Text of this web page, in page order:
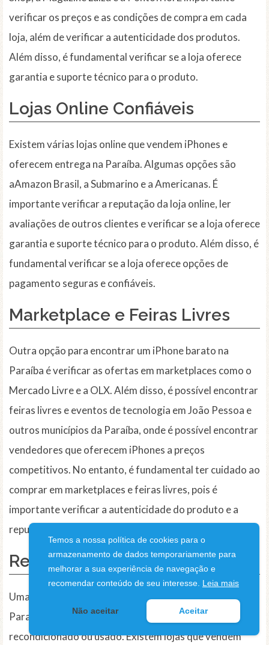
verificar os preços e as condições de compra em cada
loja, além de verificar a autenticidade dos produtos.
Além disso, é fundamental verificar se a loja oferece
garantia e suporte técnico para o produto.
Lojas Online Confiáveis
Existem várias lojas online que vendem iPhones e
oferecem entrega na Paraíba. Algumas opções são
aAmazon Brasil, a Submarino e a Americanas. É
importante verificar a reputação da loja online, ler
avaliações de outros clientes e verificar se a loja oferece
garantia e suporte técnico para o produto. Além disso, é
fundamental verificar se a loja oferece opções de
pagamento seguras e confiáveis.
Marketplace e Feiras Livres
Outra opção para encontrar um iPhone barato na
Paraíba é verificar as ofertas em marketplaces como o
Mercado Livre e a OLX. Além disso, é possível encontrar
feiras livres e eventos de tecnologia em João Pessoa e
outros municípios da Paraíba, onde é possível encontrar
vendedores que oferecem iPhones a preços
competitivos. No entanto, é fundamental ter cuidado ao
comprar em marketplaces e feiras livres, pois é
importante verificar a autenticidade do produto e a
reputação do vendedor.
Recondicionados e Usados
Uma outra opção para encontrar um iPhone barato na
Paraíba é considerar a compra de um iPhone
recondicionado ou usado. Existem lojas que vendem
Temos a nossa política de cookies para o
armazenamento de dados temporariamente para
melhorar a sua experiência de navegação e
recomendar conteúdo de seu interesse. Leia mais
Não aceitar Aceitar